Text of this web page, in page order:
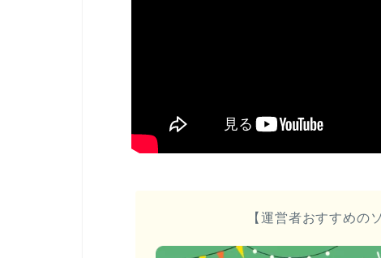
【運営者おすすめの